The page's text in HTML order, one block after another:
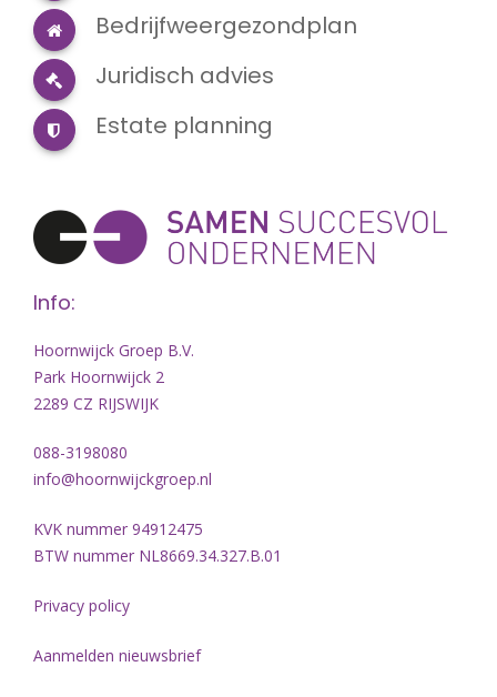
Bedrijfweergezondplan
Juridisch advies
Estate planning
Info:
Hoornwijck Groep B.V.
Park Hoornwijck 2
2289 CZ RIJSWIJK
088-3198080
info@hoornwijckgroep.nl
KVK nummer 94912475
BTW nummer NL8669.34.327.B.01
Privacy policy
Aanmelden nieuwsbrief